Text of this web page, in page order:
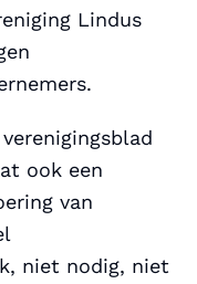
Lindus
ook een
van
niet nodig, niet